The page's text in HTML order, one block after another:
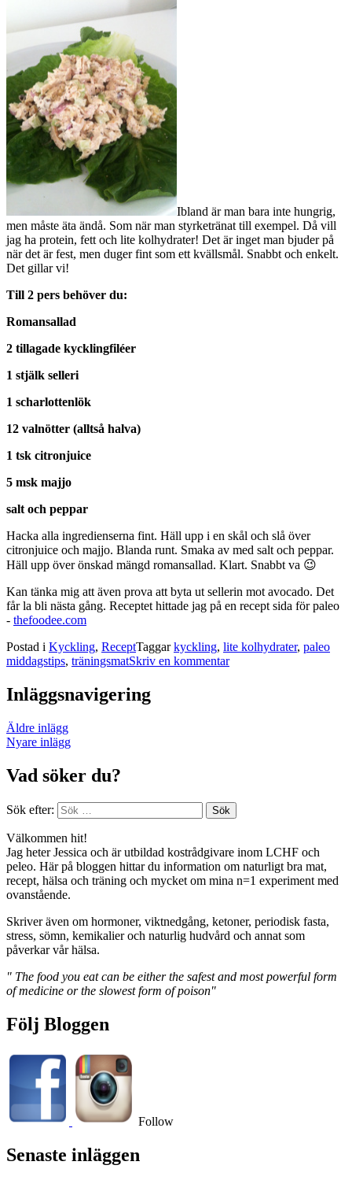
Ibland är man bara inte hungrig,
men måste äta ändå. Som när man styrketränat till exempel. Då vill
jag ha protein, fett och lite kolhydrater! Det är inget man bjuder på
när det är fest, men duger fint som ett kvällsmål. Snabbt och enkelt.
Det gillar vi!
Till 2 pers behöver du:
Romansallad
2 tillagade kycklingfiléer
1 stjälk selleri
1 scharlottenlök
12 valnötter (alltså halva)
1 tsk citronjuice
5 msk majjo
salt och peppar
Hacka alla ingredienserna fint. Häll upp i en skål och slå över
citronjuice och majjo. Blanda runt. Smaka av med salt och peppar.
Häll upp över önskad mängd romansallad. Klart. Snabbt va 😉
Kan tänka mig att även prova att byta ut sellerin mot avocado. Det
får la bli nästa gång. Receptet hittade jag på en recept sida för paleo
- thefoodee.com
Postad i Kyckling, ReceptTaggarkyckling, lite kolhydrater, paleo
middagstips, träningsmatSkriv en kommentar
Inläggsnavigering
Äldre inlägg
Nyare inlägg
Vad söker du?
Sök efter:
Välkommen hit!
Jag heter Jessica och är utbildad kostrådgivare inom LCHF och
peleo. Här på bloggen hittar du information om naturligt bra mat,
recept, hälsa och träning och mycket om mina n=1 experiment med
ovanstående.
Skriver även om hormoner, viktnedgång, ketoner, periodisk fasta,
stress, sömn, kemikalier och naturlig hudvård och annat som
påverkar vår hälsa.
" The food you eat can be either the safest and most powerful form
of medicine or the slowest form of poison"
Följ Bloggen
Follow
Senaste inläggen